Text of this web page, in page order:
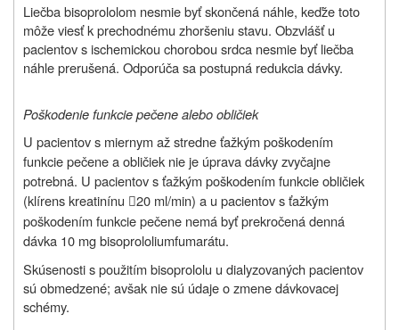
Liečba bisoprololom nesmie byť skončená náhle, keďže toto
môže viesť k prechodnému zhoršeniu stavu. Obzvlášť u
pacientov s ischemickou chorobou srdca nesmie byť liečba
náhle prerušená. Odporúča sa postupná redukcia dávky.
Poškodenie funkcie pečene alebo obličiek
U pacientov s miernym až stredne ťažkým poškodením
funkcie pečene a obličiek nie je úprava dávky zvyčajne
potrebná. U pacientov s ťažkým poškodením funkcie obličiek
(klírens kreatinínu 20 ml/min) a u pacientov s ťažkým
poškodením funkcie pečene nemá byť prekročená denná
dávka 10 mg bisoprololiumfumarátu.
Skúsenosti s použitím bisoprololu u dialyzovaných pacientov
sú obmedzené; avšak nie sú údaje o zmene dávkovacej
schémy.